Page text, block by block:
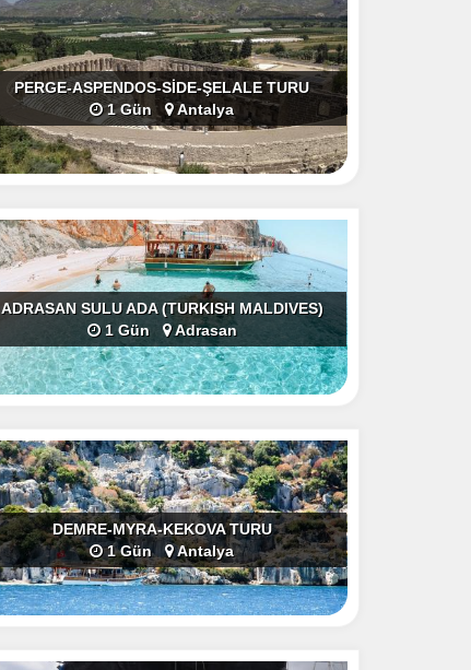
PERGE-ASPENDOS-SİDE-ŞELALE TURU
1 Gün Antalya
ADRASAN SULU ADA (TURKISH MALDIVES)
1 Gün
Adrasan
DEMRE-MYRA-KEKOVA TURU
1 Gün Antalya